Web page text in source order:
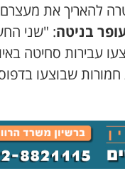
להאריך את מעצרם
בניטה: "שני
עבירות סחיטה
שבוצעו